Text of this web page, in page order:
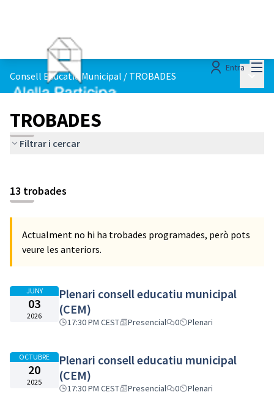
Entra
Consell Educatiu Municipal / TROBADES
TROBADES
Filtrar i cercar
13 trobades
Actualment no hi ha trobades programades, però pots
veure les anteriors.
JUNY
03
2026
Plenari consell educatiu municipal
(CEM)
17:30 PM CEST Presencial 0 Plenari
OCTUBRE
20
2025
Plenari consell educatiu municipal
(CEM)
17:30 PM CEST Presencial 0 Plenari